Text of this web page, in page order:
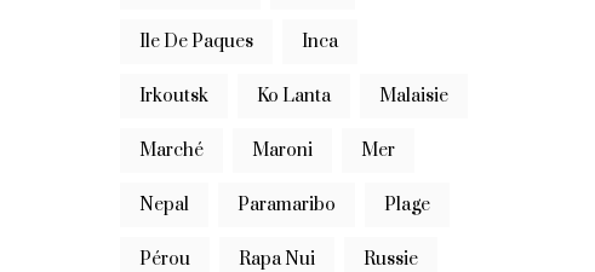
Ile De Paques Inca
Irkoutsk Ko Lanta Malaisie
Marché Maroni Mer
Nepal Paramaribo Plage
Pérou Rapa Nui Russie